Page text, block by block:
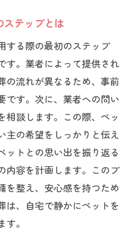
選びのコツ
ビスの種類と選び方
した計画作り
予算設定
のアドバイス
手順と注意点
順を詳しく解説
きこと
の質問事項
方
めの注意点
ステップとは
する際の最初のステップ
す。業者によって提供され
の流れが異なるため、事前
です。次に、業者への問い
相談します。この際、ペッ
主の希望をしっかりと伝え
ットとの思い出を振り返る
内容を計画します。このプ
を整え、安心感を持つため
は、自宅で静かにペットを
。